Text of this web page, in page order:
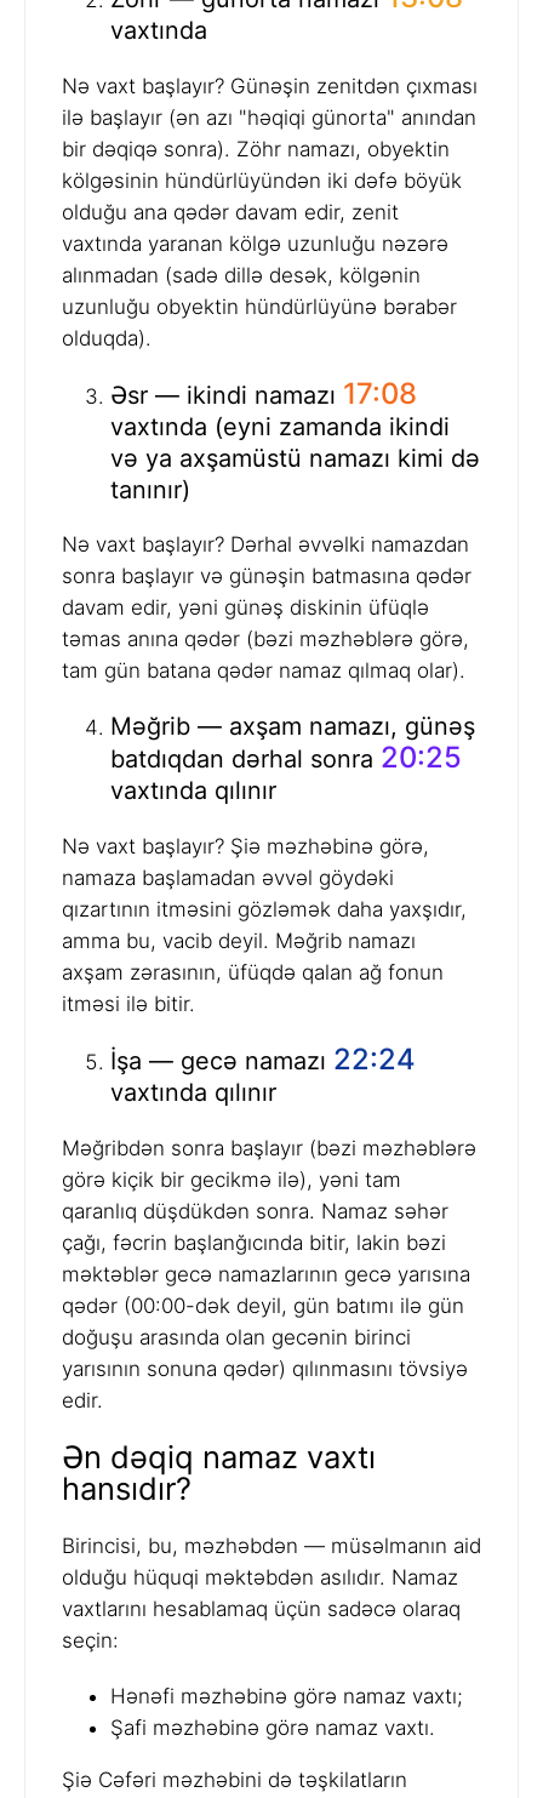
vaxtında
Nə vaxt başlayır? Günəşin zenitdən çıxması
ilə başlayır (ən azı "həqiqi günorta" anından
bir dəqiqə sonra). Zöhr namazı, obyektin
kölgəsinin hündürlüyündən iki dəfə böyük
olduğu ana qədər davam edir, zenit
vaxtında yaranan kölgə uzunluğu nəzərə
alınmadan (sadə dillə desək, kölgənin
uzunluğu obyektin hündürlüyünə bərabər
olduqda).
Əsr — ikindi namazı 17:08
vaxtında (eyni zamanda ikindi
və ya axşamüstü namazı kimi də
tanınır)
Nə vaxt başlayır? Dərhal əvvəlki namazdan
sonra başlayır və günəşin batmasına qədər
davam edir, yəni günəş diskinin üfüqlə
təmas anına qədər (bəzi məzhəblərə görə,
tam gün batana qədər namaz qılmaq olar).
Məğrib — axşam namazı, günəş
batdıqdan dərhal sonra 20:25
vaxtında qılınır
Nə vaxt başlayır? Şiə məzhəbinə görə,
namaza başlamadan əvvəl göydəki
qızartının itməsini gözləmək daha yaxşıdır,
amma bu, vacib deyil. Məğrib namazı
axşam zərasının, üfüqdə qalan ağ fonun
itməsi ilə bitir.
İşa — gecə namazı 22:24
vaxtında qılınır
Məğribdən sonra başlayır (bəzi məzhəblərə
görə kiçik bir gecikmə ilə), yəni tam
qaranlıq düşdükdən sonra. Namaz səhər
çağı, fəcrin başlanğıcında bitir, lakin bəzi
məktəblər gecə namazlarının gecə yarısına
qədər (00:00-dək deyil, gün batımı ilə gün
doğuşu arasında olan gecənin birinci
yarısının sonuna qədər) qılınmasını tövsiyə
edir.
Ən dəqiq namaz vaxtı
hansıdır?
Birincisi, bu, məzhəbdən — müsəlmanın aid
olduğu hüquqi məktəbdən asılıdır. Namaz
vaxtlarını hesablamaq üçün sadəcə olaraq
seçin:
Hənəfi məzhəbinə görə namaz vaxtı;
Şafi məzhəbinə görə namaz vaxtı.
Şiə Cəfəri məzhəbini də təşkilatların